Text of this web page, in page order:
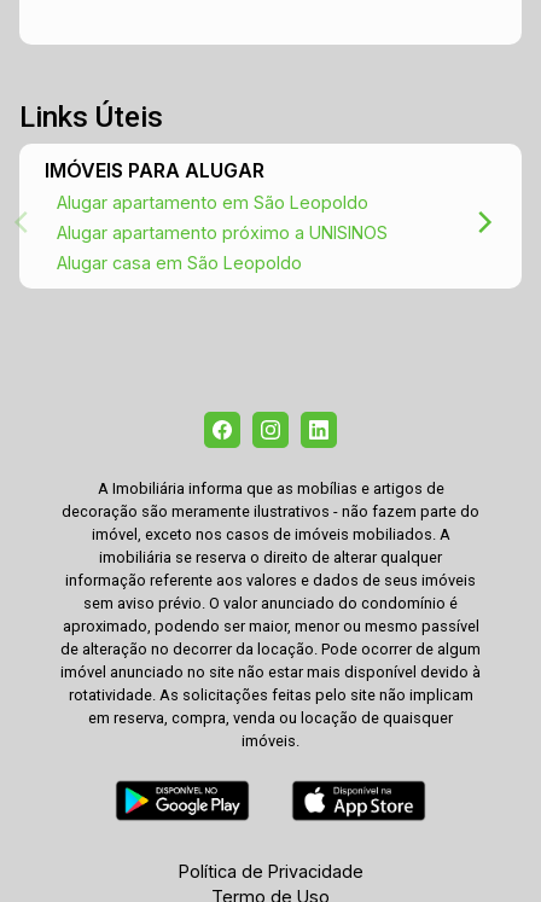
Links Úteis
IMÓVEIS PARA ALUGAR
Alugar apartamento em São Leopoldo
Alugar apartamento próximo a UNISINOS
Alugar casa em São Leopoldo
A Imobiliária informa que as mobílias e artigos de
decoração são meramente ilustrativos - não fazem parte do
imóvel, exceto nos casos de imóveis mobiliados. A
imobiliária se reserva o direito de alterar qualquer
informação referente aos valores e dados de seus imóveis
sem aviso prévio. O valor anunciado do condomínio é
aproximado, podendo ser maior, menor ou mesmo passível
de alteração no decorrer da locação. Pode ocorrer de algum
imóvel anunciado no site não estar mais disponível devido à
rotatividade. As solicitações feitas pelo site não implicam
em reserva, compra, venda ou locação de quaisquer
imóveis.
Política de Privacidade
Termo de Uso